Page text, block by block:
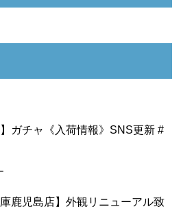
】ガチャ《入荷情報》SNS更新 #
庫鹿児島店】外観リニューアル致